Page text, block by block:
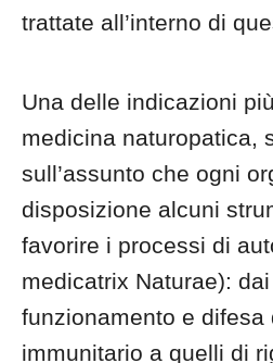
trattate all’interno di
Una delle indicazioni
medicina naturopatica,
sull’assunto che ogni
disposizione alcuni
favorire i processi di
medicatrix Naturae):
funzionamento e difesa
immunitario a quelli di